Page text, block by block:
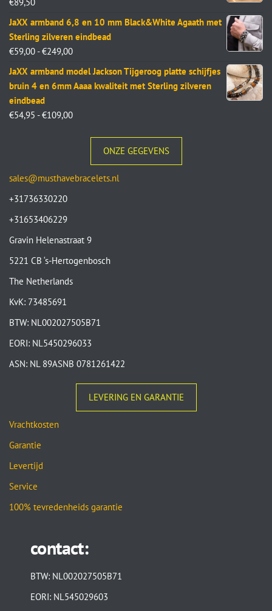
JaXX armband 6,8 en 10 mm Black&White Agaath met
Sterling zilveren eindbead
€59,00 - €249,00
JaXX armband model Jackson Tijgeroog platte schijfjes
bruin 4 en 6mm Aaaa kwaliteit met Sterling zilveren
eindbead
€54,95 - €109,00
ONZE GEGEVENS
sales@musthavebracelets.nl
+31736330220
+31653406229
Gravin Helenastraat 9
5221 CB ‘s-Hertogenbosch
The Netherlands
KvK: 73485691
BTW: NL002027505B71
EORI: NL5450296033
ASN: NL 89ASNB 0781261422
LEVERING EN GARANTIE
Vrachtkosten
Garantie
Levertijd
Service
100% tevredenheids garantie
contact:
BTW: NL002027505B71
EORI: NL545029603